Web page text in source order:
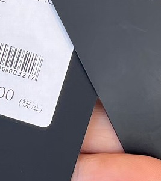
BLOG